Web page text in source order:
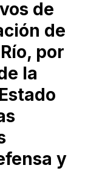
de
de
por
la
y